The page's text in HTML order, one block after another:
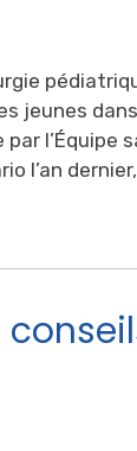
jeunes dans
l’Équipe
l’an